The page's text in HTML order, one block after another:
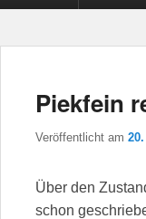
Piekfein
Veröffentlicht am
Über den
schon